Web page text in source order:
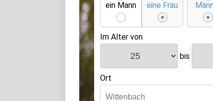
ein Mann eine Frau
Im Alter von
bis
Ort